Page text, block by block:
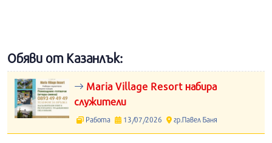
Обяви от Казанлък:
Maria Village Resort набира
служители
Работа 13/07/2026 гр.Павел Баня